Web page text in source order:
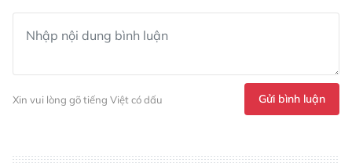
Xin vui lòng gõ tiếng Việt có dấu Gửi bình luận